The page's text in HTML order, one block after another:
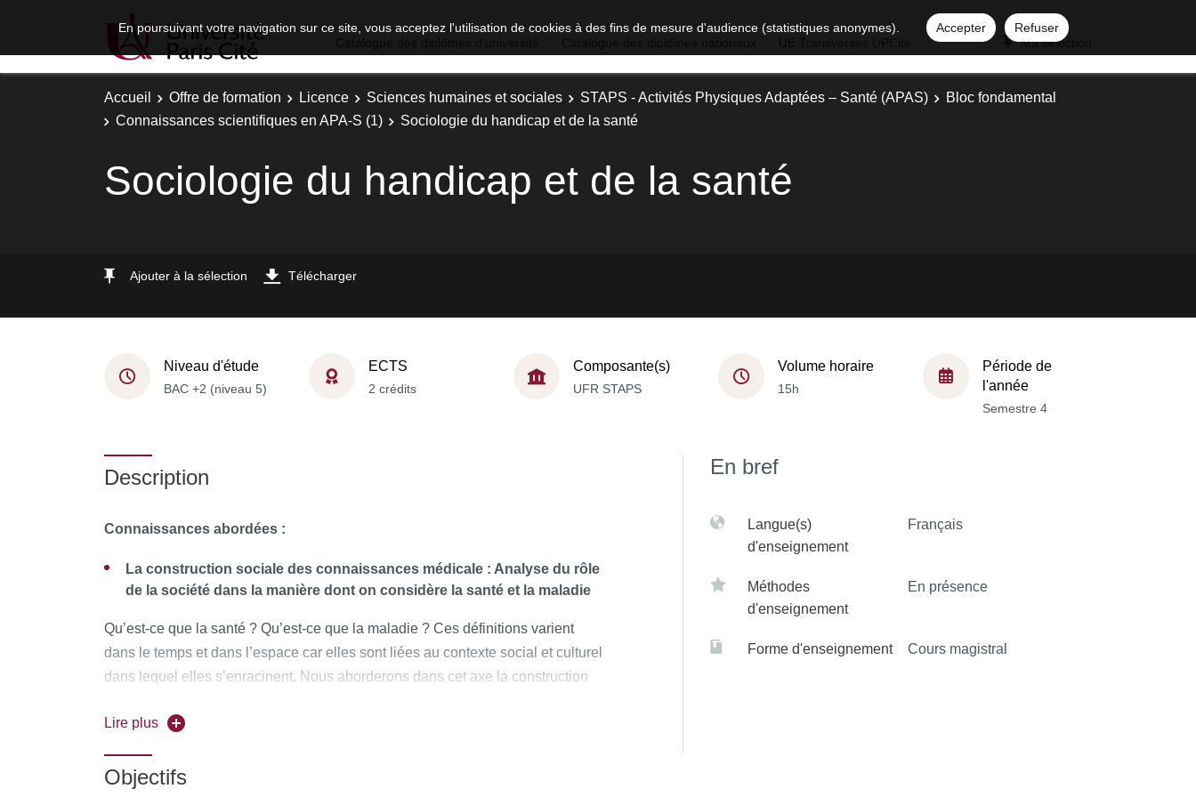
En poursuivant votre navigation sur ce site, vous acceptez l'utilisation de cookies à des fins de mesure d'audience (statistiques anonymes). Accepter
Refuser
Ma sélection
Accueil Offre de formation Licence Sciences humaines et sociales STAPS - Activités Physiques Adaptées – Santé (APAS)
Bloc fondamental
Connaissances scientifiques en APA-S (1)
Sociologie du handicap et de la santé
Sociologie du handicap et de la santé
Ajouter à la sélection Télécharger
Niveau d'étude
BAC +2 (niveau 5)
ECTS
2 crédits
Composante(s)
UFR STAPS
Volume horaire
15h
Période de
l'année
Semestre 4
Description
Connaissances abordées :
La construction sociale des connaissances médicale : Analyse du rôle
de la société dans la manière dont on considère la santé et la maladie
Qu’est-ce que la santé ? Qu’est-ce que la maladie ? Ces définitions varient
dans le temps et dans l’espace car elles sont liées au contexte social et culturel
dans lequel elles s’enracinent. Nous aborderons dans cet axe la construction
y sont associés.
dans le développement de la maladie et du bien-être, et de l’espérance
Lire plus
Objectifs
En bref
Langue(s)
d'enseignement
Français
Méthodes
d'enseignement
En présence
Forme d'enseignement Cours magistral